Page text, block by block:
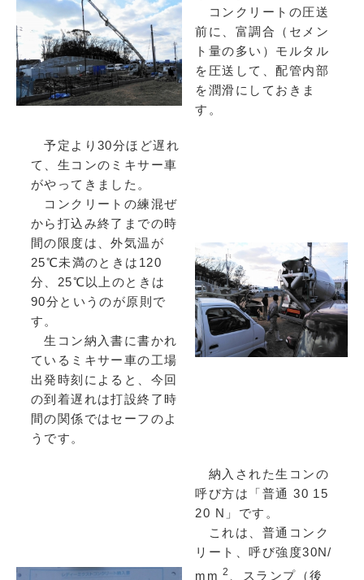
コンクリートの圧送
前に、富調合（セメン
ト量の多い）モルタル
を圧送して、配管内部
を潤滑にしておきま
す。
予定より30分ほど遅れ
て、生コンのミキサー車
がやってきました。
コンクリートの練混ぜ
から打込み終了までの時
間の限度は、外気温が
25℃未満のときは120
分、25℃以上のときは
90分というのが原則で
す。
生コン納入書に書かれ
ているミキサー車の工場
出発時刻によると、今回
の到着遅れは打設終了時
間の関係ではセーフのよ
うです。
納入された生コンの
呼び方は「普通 30 15
20 N」です。
これは、普通コンク
リート、呼び強度30N/
mm 2 、スランプ（後